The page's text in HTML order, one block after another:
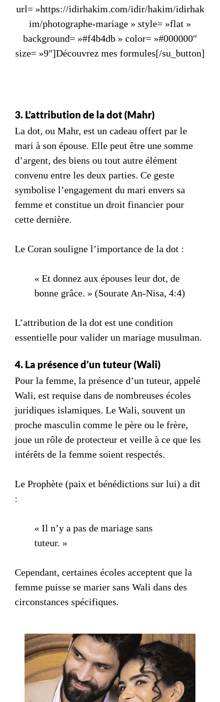
url= »https://idirhakim.com/idir/hakim/idirhak
im/photographe-mariage » style= »flat »
background= »#f4b4db » color= »#000000″
size= »9″]Découvrez mes formules[/su_button]
3. L’attribution de la dot (Mahr)
La dot, ou Mahr, est un cadeau offert par le
mari à son épouse. Elle peut être une somme
d’argent, des biens ou tout autre élément
convenu entre les deux parties. Ce geste
symbolise l’engagement du mari envers sa
femme et constitue un droit financier pour
cette dernière.
Le Coran souligne l’importance de la dot :
« Et donnez aux épouses leur dot, de
bonne grâce. » (Sourate An-Nisa, 4:4)
L’attribution de la dot est une condition
essentielle pour valider un mariage musulman.
4. La présence d’un tuteur (Wali)
Pour la femme, la présence d’un tuteur, appelé
Wali, est requise dans de nombreuses écoles
juridiques islamiques. Le Wali, souvent un
proche masculin comme le père ou le frère,
joue un rôle de protecteur et veille à ce que les
intérêts de la femme soient respectés.
Le Prophète (paix et bénédictions sur lui) a dit
:
« Il n’y a pas de mariage sans
tuteur. »
Cependant, certaines écoles acceptent que la
femme puisse se marier sans Wali dans des
circonstances spécifiques.